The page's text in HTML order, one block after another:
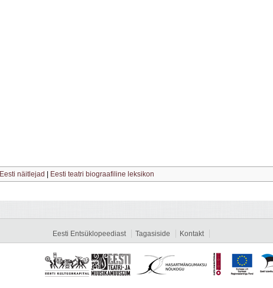
Eesti näitlejad Eesti teatri biograafiline leksikon
Eesti Entsüklopeediast Tagasiside Kontakt